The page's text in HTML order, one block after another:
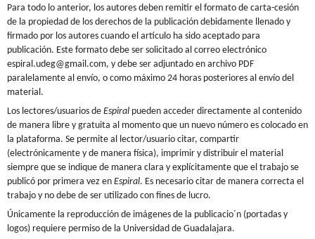
Para todo lo anterior, los autores deben remitir el formato de carta-cesión
de la propiedad de los derechos de la publicación debidamente llenado y
firmado por los autores cuando el artículo ha sido aceptado para
publicación. Este formato debe ser solicitado al correo electrónico
espiral.udeg@gmail.com, y debe ser adjuntado en archivo PDF
paralelamente al envío, o como máximo 24 horas posteriores al envío del
material.
Los lectores/usuarios de Espiral pueden acceder directamente al contenido
de manera libre y gratuita al momento que un nuevo número es colocado en
la plataforma. Se permite al lector/usuario citar, compartir
(electrónicamente y de manera física), imprimir y distribuir el material
siempre que se indique de manera clara y explícitamente que el trabajo se
publicó por primera vez en Espiral. Es necesario citar de manera correcta el
trabajo y no debe de ser utilizado con fines de lucro.
Únicamente la reproducción de imágenes de la publicacio´n (portadas y
logos) requiere permiso de la Universidad de Guadalajara.